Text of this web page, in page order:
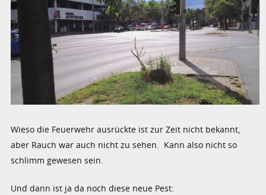
Wieso die Feuerwehr ausrückte ist zur Zeit nicht bekannt,
aber Rauch war auch nicht zu sehen. Kann also nicht so
schlimm gewesen sein.
Und dann ist ja da noch diese neue Pest: